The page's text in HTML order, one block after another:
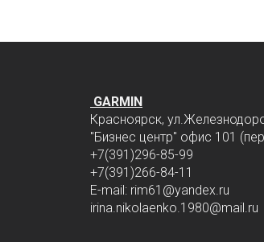
GARMIN
Красноярск,
"Бизнес центр" офис 101
+7(391)296-85-99
+7(391)266-84-11
E-mail: rim61 @yandex.ru
irina.nikolaenko.1980@mail.ru